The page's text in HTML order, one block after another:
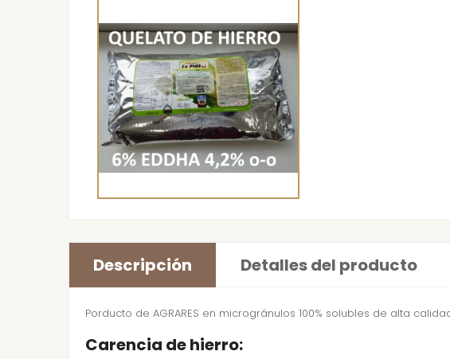
Descripción Detalles del producto
Porducto de AGRARES en microgránulos 100% solubles de alta
Carencia de hierro: